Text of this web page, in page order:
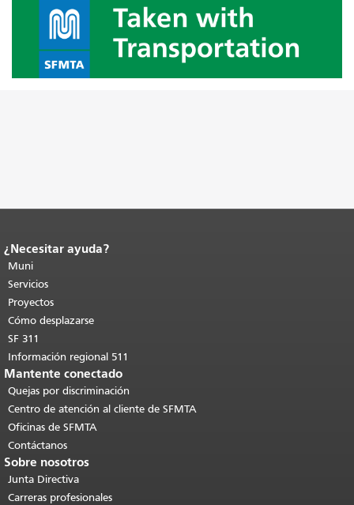
Fin del contenido de la página.
de esta página se repite en todas las
páginas.Volver al principio del
contenido principal
¿Necesitar ayuda?
Muni
Servicios
Proyectos
Cómo desplazarse
SF 311
Información regional 511
Mantente conectado
Quejas por discriminación
Centro de atención al cliente de SFMTA
Oficinas de SFMTA
Contáctanos
Sobre nosotros
Junta Directiva
Carreras profesionales